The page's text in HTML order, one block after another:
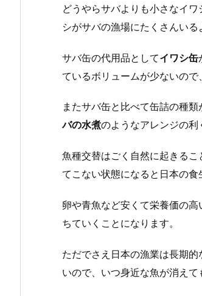
どうやらサバよりも小さなイ
シがサバの漁場にたくさんいる
サバ缶の代用品としてイワシ缶
ているボリュームが少ないので
またサバ缶と比べて缶詰の種類
バの水煮のようなアレンジの利
魚種交替はごく自然に起きるこ
てこない状態になると日本の食
卵や青魚など安くて栄養価の
ちていくことになります。
ただでさえ日本の漁業は長期
いので、いつ身近な魚が消えて